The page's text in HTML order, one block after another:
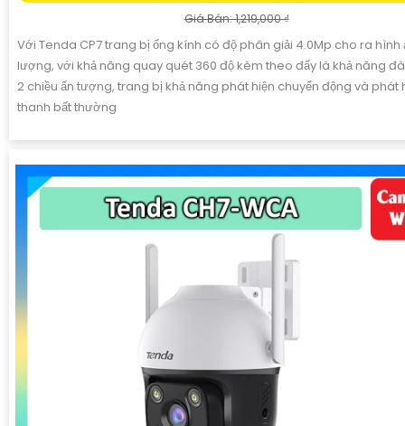
Giá Bán: 1,219,000 ₫
Với Tenda CP7 trang bị ống kính có độ phân giải 4.0Mp cho ra hình
lượng, với khả năng quay quét 360 độ kèm theo đấy là khả năng
2 chiều ấn tượng, trang bị khả năng phát hiện chuyển động và phát
thanh bất thường